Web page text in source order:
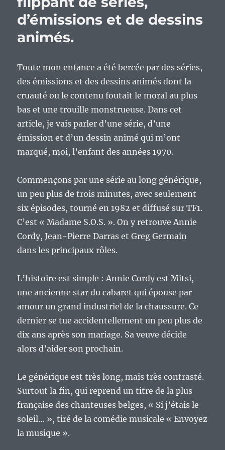
Les
génériques
en
dessins
d’émissions et de dessins
animés.
Toute mon enfance a été bercée par des séries,
des émissions et des dessins animés dont la
cruauté ou le contenu foutait le moral au plus
bas et une trouille monstrueuse. Dans cet
article, je vais parler d’une série, d’une
émission et d’un dessin animé qui m’ont
marqué, moi, l’enfant des années 1970.
Commençons par une série au long générique,
un peu plus de trois minutes, avec seulement
six épisodes, tourné en 1982 et diffusé sur TF1.
C’est « Madame S.O.S. ». On y retrouve Annie
Cordy, Jean-Pierre Darras et Greg Germain
dans les principaux rôles.
L’histoire est simple : Annie Cordy est Mitsi,
une ancienne star du cabaret qui épouse par
amour un grand industriel de la chaussure. Ce
dernier se tue accidentellement un peu plus de
dix ans après son mariage. Sa veuve décide
alors d’aider son prochain.
Le générique est très long, mais très contrasté.
Surtout la fin, qui reprend un titre de la plus
française des chanteuses belges, « Si j’étais le
soleil… », tiré de la comédie musicale « Envoyez
la musique ».